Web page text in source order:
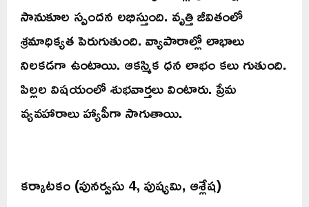
సానుకూల స్పందన లభిస్తుంది. వృత్తి జీవితంలో
శ్రమాధిక్యత పెరుగుతుంది. వ్యాపారాల్లో లాభాలు
నిలకడగా ఉంటాయి. ఆకస్మిక ధన లాభం కలు గుతుంది.
పిల్లల విషయంలో శుభవార్తలు వింటారు. ప్రేమ
వ్యవహారాలు హ్యాపీగా సాగుతాయి.
కర్కాటకం (పునర్వసు 4, పుష్యమి, ఆశ్లేష)